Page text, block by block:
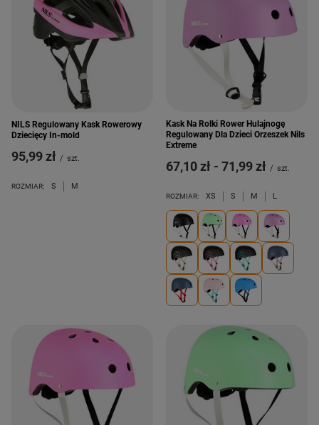
NILS Regulowany Kask Rowerowy
Dziecięcy In-mold
95,99 zł / szt.
ROZMIAR: S M
Kask Na Rolki Rower Hulajnogę
Regulowany Dla Dzieci Orzeszek Nils
Extreme
od
67,10 zł - do
71,99 zł / szt.
ROZMIAR: XS S M L